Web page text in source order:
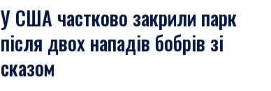
У США частково закрили парк
після двох нападів бобрів зі
сказом